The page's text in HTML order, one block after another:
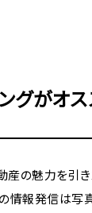
グがオ
の魅力を引
情報発信は